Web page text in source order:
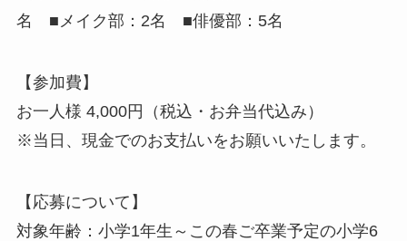
名 ■メイク部：2名 ■俳優部：5名
【参加費】
お一人様 4,000円（税込・お弁当代込み）
※当日、現金でのお支払いをお願いいたします。
【応募について】
対象年齢：小学1年生～この春ご卒業予定の小学6